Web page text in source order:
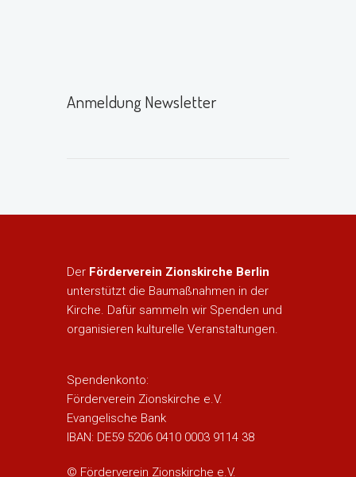
Anmeldung Newsletter
Der Förderverein Zionskirche Berlin
unterstützt die Baumaßnahmen in der
Kirche. Dafür sammeln wir Spenden und
organisieren kulturelle Veranstaltungen.
Spendenkonto:
Förderverein Zionskirche e.V.
Evangelische Bank
IBAN: DE59 5206 0410 0003 9114 38
© Förderverein Zionskirche e.V.